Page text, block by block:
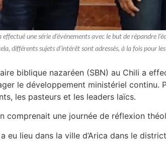
une série d'événements avec le but de répandre
différents sujets d'intérêt sont adressés, à la fois pour
biblique nazaréen (SBN) au Chili a
le développement ministériel
les pasteurs et les leaders laïcs.
comprenait une journée de réflexion
a eu lieu dans la ville d’Arica dans le